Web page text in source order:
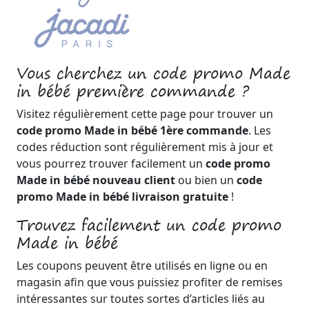
Vous cherchez un code promo Made
in bébé première commande ?
Visitez régulièrement cette page pour trouver un
code promo Made in bébé 1ère commande. Les
codes réduction sont régulièrement mis à jour et
vous pourrez trouver facilement un code promo
Made in bébé nouveau client ou bien un code
promo Made in bébé livraison gratuite !
Trouvez facilement un code promo
Made in bébé
Les coupons peuvent être utilisés en ligne ou en
magasin afin que vous puissiez profiter de remises
intéressantes sur toutes sortes d’articles liés au